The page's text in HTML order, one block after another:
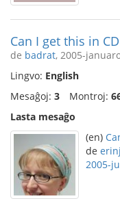
Can I get this in CD
de badrat, 2005-
Lingvo: English
Mesaĝoj: 3 Montroj:
Lasta mesaĝo
(en)
de
2005-